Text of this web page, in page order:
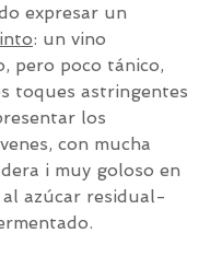
expresar un
: un vino
pero poco tánico,
toques astringentes
los
con mucha
i muy goloso en
al azúcar residual-